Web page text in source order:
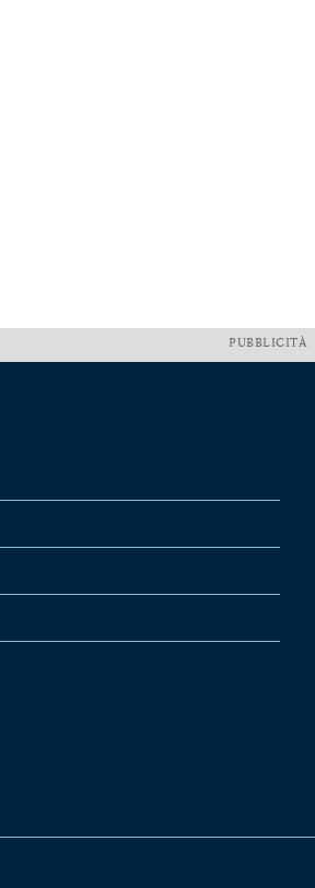
PUBBLICITÀ